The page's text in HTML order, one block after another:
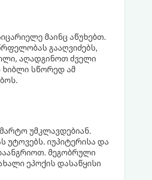
მაინც აწუხებთ.
გააღვიძებს,
აღადგინოთ ძველი
ხიბლი სწორედ ამ
უმკლავდებიან.
უტოვებს. იუპიტერისა და
მეგობრული
ეპოქის დასაწყისი